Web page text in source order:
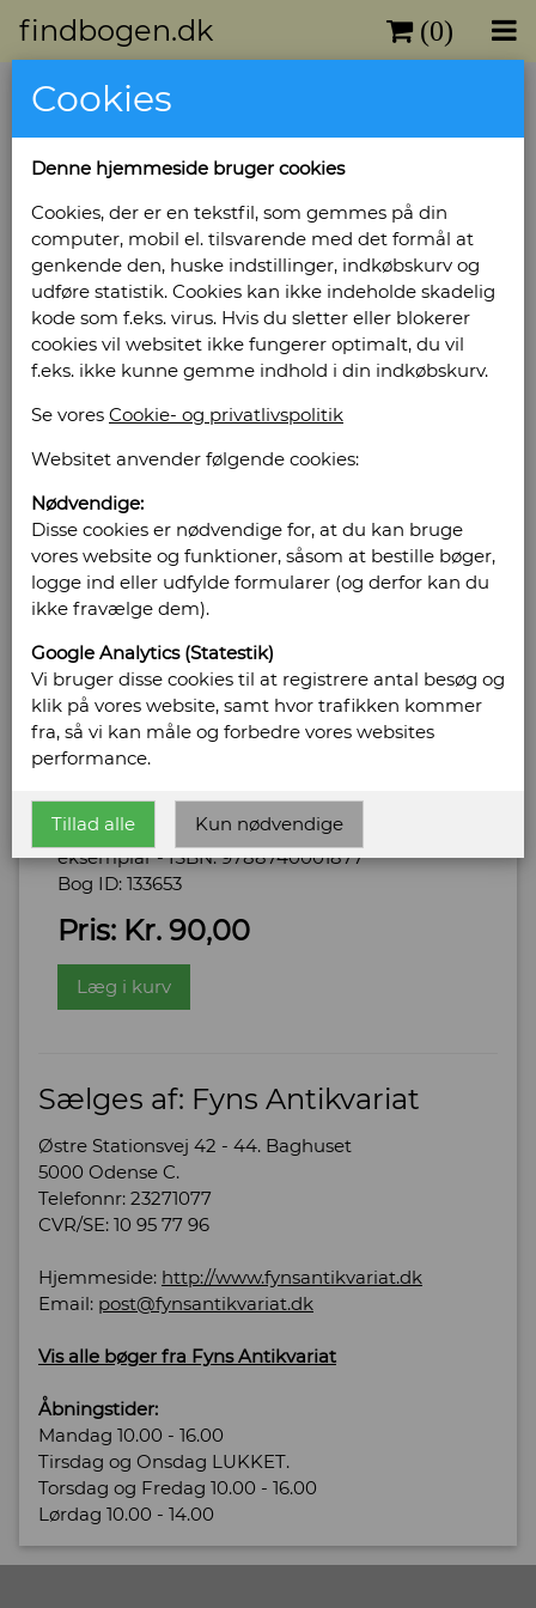
findbogen.dk (0)
1000 1/2 gåde
1 - Oplag: 1 - Udgave: 1 - Antal sider: 256 -
Indbinding: Paperback - Tilstand: Pænt
eksemplar - ISBN: 9788740001877
Bog ID: 133653
Pris: Kr. 90,00
Læg i kurv
Sælges af: Fyns Antikvariat
Østre Stationsvej 42 - 44. Baghuset
5000 Odense C.
Telefonnr: 23271077
CVR/SE: 10 95 77 96
Hjemmeside: http://www.fynsantikvariat.dk
Email: post@fynsantikvariat.dk
Vis alle bøger fra Fyns Antikvariat
Åbningstider:
Mandag 10.00 - 16.00
Tirsdag og Onsdag LUKKET.
Torsdag og Fredag 10.00 - 16.00
Lørdag 10.00 - 14.00
Cookies
Denne hjemmeside bruger cookies
Cookies, der er en tekstfil, som gemmes på din
computer, mobil el. tilsvarende med det formål at
genkende den, huske indstillinger, indkøbskurv og
udføre statistik. Cookies kan ikke indeholde skadelig
kode som f.eks. virus. Hvis du sletter eller blokerer
cookies vil websitet ikke fungerer optimalt, du vil
f.eks. ikke kunne gemme indhold i din indkøbskurv.
Se vores Cookie- og privatlivspolitik
Websitet anvender følgende cookies:
Nødvendige:
Disse cookies er nødvendige for, at du kan bruge
vores website og funktioner, såsom at bestille bøger,
logge ind eller udfylde formularer (og derfor kan du
ikke fravælge dem).
Google Analytics (Statestik)
Vi bruger disse cookies til at registrere antal besøg og
klik på vores website, samt hvor trafikken kommer
fra, så vi kan måle og forbedre vores websites
performance.
Tillad alle Kun nødvendige